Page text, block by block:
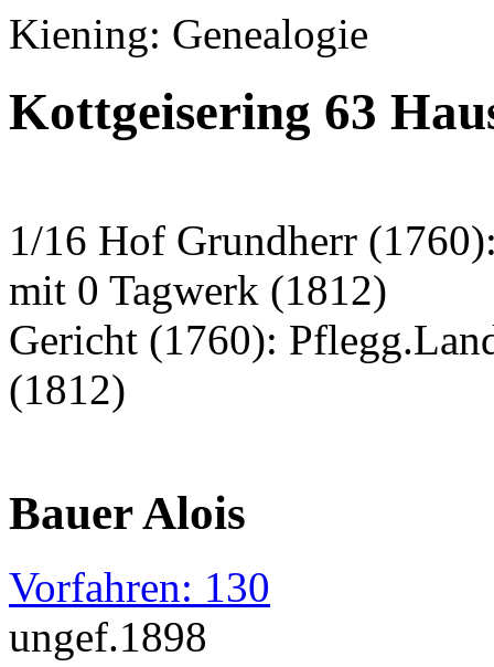
Kiening: Genealogie
Kottgeisering 63
1/16 Hof Grundherr
mit 0 Tagwerk (1812)
Gericht (1760):
(1812)
Bauer Alois
Vorfahren: 130
ungef.1898